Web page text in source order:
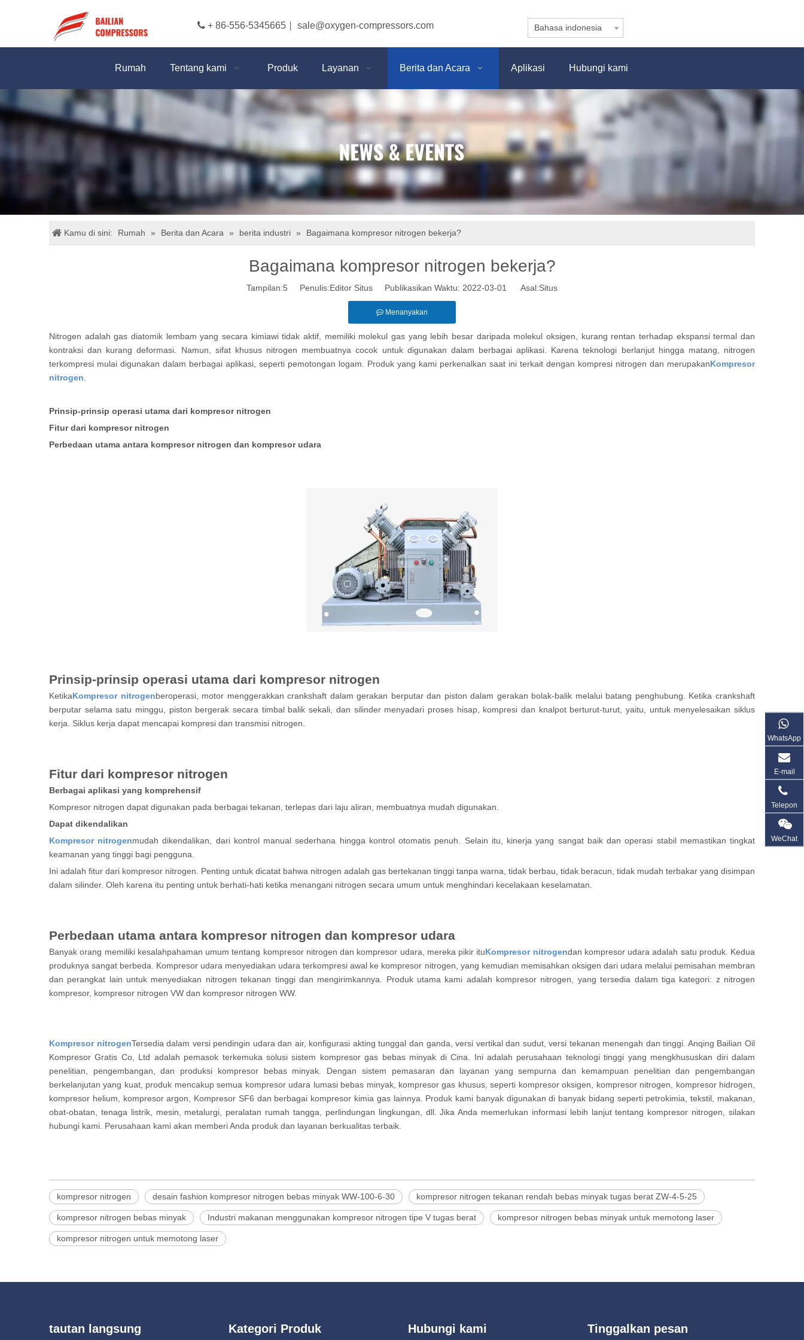
 + 86-556-5345665 sale@oxygen-compressors.com Bahasa indonesia
Rumah Tentang kami Produk Layanan Berita dan Acara Aplikasi Hubungi kami
Kamu di sini: Rumah » Berita dan Acara » berita industri » Bagaimana kompresor nitrogen bekerja?
Bagaimana kompresor nitrogen bekerja?
Tampilan:5 Penulis:Editor Situs Publikasikan Waktu: 2022-03-01 Asal:Situs
Menanyakan
Nitrogen adalah gas diatomik lembam yang secara kimiawi tidak aktif, memiliki molekul gas yang lebih besar daripada molekul oksigen, kurang rentan terhadap ekspansi termal dan
kontraksi dan kurang deformasi. Namun, sifat khusus nitrogen membuatnya cocok untuk digunakan dalam berbagai aplikasi. Karena teknologi berlanjut hingga matang, nitrogen
terkompresi mulai digunakan dalam berbagai aplikasi, seperti pemotongan logam. Produk yang kami perkenalkan saat ini terkait dengan kompresi nitrogen dan merupakanKompresor
nitrogen
Prinsip-prinsip operasi utama dari kompresor nitrogen
Fitur dari kompresor nitrogen
Perbedaan utama antara kompresor nitrogen dan kompresor udara
Prinsip-prinsip operasi utama dari kompresor nitrogen
KetikaKompresor nitrogenberoperasi, motor menggerakkan crankshaft dalam gerakan berputar dan piston dalam gerakan bolak-balik melalui batang penghubung. Ketika crankshaft
berputar selama satu minggu, piston bergerak secara timbal balik sekali, dan silinder menyadari proses hisap, kompresi dan knalpot berturut-turut, yaitu, untuk menyelesaikan siklus
kerja. Siklus kerja dapat mencapai kompresi dan transmisi nitrogen.
Fitur dari kompresor nitrogen
Berbagai aplikasi yang komprehensif
Kompresor nitrogen dapat digunakan pada berbagai tekanan, terlepas dari laju aliran, membuatnya mudah digunakan.
Dapat dikendalikan
Kompresor nitrogenmudah dikendalikan, dari kontrol manual sederhana hingga kontrol otomatis penuh. Selain itu, kinerja yang sangat baik dan operasi stabil memastikan tingkat
keamanan yang tinggi bagi pengguna.
Ini adalah fitur dari kompresor nitrogen. Penting untuk dicatat bahwa nitrogen adalah gas bertekanan tinggi tanpa warna, tidak berbau, tidak beracun, tidak mudah terbakar yang disimpan
dalam silinder. Oleh karena itu penting untuk berhati-hati ketika menangani nitrogen secara umum untuk menghindari kecelakaan keselamatan.
Perbedaan utama antara kompresor nitrogen dan kompresor udara
Banyak orang memiliki kesalahpahaman umum tentang kompresor nitrogen dan kompresor udara, mereka pikir ituKompresor nitrogendan kompresor udara adalah satu produk. Kedua
produknya sangat berbeda. Kompresor udara menyediakan udara terkompresi awal ke kompresor nitrogen, yang kemudian memisahkan oksigen dari udara melalui pemisahan membran
dan perangkat lain untuk menyediakan nitrogen tekanan tinggi dan mengirimkannya. Produk utama kami adalah kompresor nitrogen, yang tersedia dalam tiga kategori: z nitrogen
kompresor, kompresor nitrogen VW dan kompresor nitrogen WW.
Kompresor nitrogenTersedia dalam versi pendingin udara dan air, konfigurasi akting tunggal dan ganda, versi vertikal dan sudut, versi tekanan menengah dan tinggi. Anqing Bailian Oil
Kompresor Gratis Co, Ltd adalah pemasok terkemuka solusi sistem kompresor gas bebas minyak di Cina. Ini adalah perusahaan teknologi tinggi yang mengkhususkan diri dalam
penelitian, pengembangan, dan produksi kompresor bebas minyak. Dengan sistem pemasaran dan layanan yang sempurna dan kemampuan penelitian dan pengembangan
berkelanjutan yang kuat, produk mencakup semua kompresor udara lumasi bebas minyak, kompresor gas khusus, seperti kompresor oksigen, kompresor nitrogen, kompresor hidrogen,
kompresor helium, kompresor argon, Kompresor SF6 dan berbagai kompresor kimia gas lainnya. Produk kami banyak digunakan di banyak bidang seperti petrokimia, tekstil, makanan,
obat-obatan, tenaga listrik, mesin, metalurgi, peralatan rumah tangga, perlindungan lingkungan, dll. Jika Anda memerlukan informasi lebih lanjut tentang kompresor nitrogen, silakan
hubungi kami. Perusahaan kami akan memberi Anda produk dan layanan berkualitas terbaik.
kompresor nitrogen desain fashion kompresor nitrogen bebas minyak WW-100-6-30 kompresor nitrogen tekanan rendah bebas minyak tugas berat ZW-4-5-25
kompresor nitrogen bebas minyak Industri makanan menggunakan kompresor nitrogen tipe V tugas berat kompresor nitrogen bebas minyak untuk memotong laser
kompresor nitrogen untuk memotong laser
WhatsApp
E-mail
Telepon
WeChat
tautan langsung Kategori Produk Hubungi kami Tinggalkan pesan